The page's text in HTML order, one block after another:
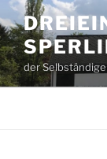
Zum
Inhalt
springen
der